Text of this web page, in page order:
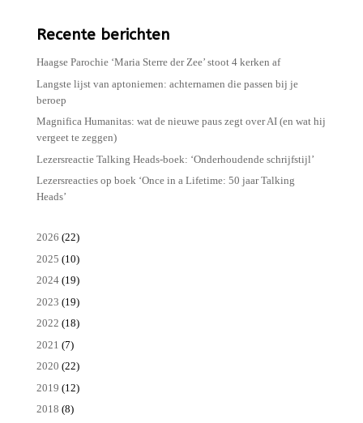
Recente berichten
Haagse Parochie ‘Maria Sterre der Zee’ stoot 4 kerken af
Langste lijst van aptoniemen: achternamen die passen bij je
beroep
Magnifica Humanitas: wat de nieuwe paus zegt over AI (en wat hij
vergeet te zeggen)
Lezersreactie Talking Heads-boek: ‘Onderhoudende schrijfstijl’
Lezersreacties op boek ‘Once in a Lifetime: 50 jaar Talking
Heads’
2026 (22)
2025 (10)
2024(19)
2023 (19)
2022 (18)
2021 (7)
2020 (22)
2019 (12)
2018 (8)